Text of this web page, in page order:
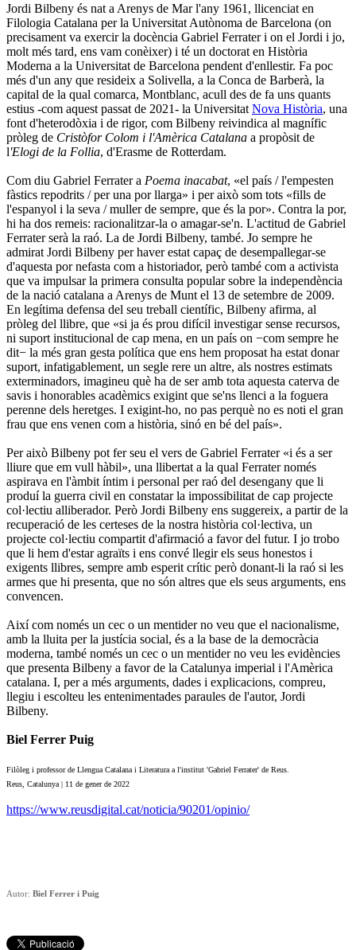
Jordi Bilbeny és nat a Arenys de Mar l'any 1961, llicenciat en
Filologia Catalana per la Universitat Autònoma de Barcelona (on
precisament va exercir la docència Gabriel Ferrater i on el Jordi i jo,
molt més tard, ens vam conèixer) i té un doctorat en Història
Moderna a la Universitat de Barcelona pendent d'enllestir. Fa poc
més d'un any que resideix a Solivella, a la Conca de Barberà, la
capital de la qual comarca, Montblanc, acull des de fa uns quants
estius -com aquest passat de 2021- la Universitat Nova Història, una
font d'heterodòxia i de rigor, com Bilbeny reivindica al magnífic
pròleg de Cristòfor Colom i l'Amèrica Catalana a propòsit de
l'Elogi de la Follia, d'Erasme de Rotterdam.
Com diu Gabriel Ferrater a Poema inacabat, «el país / l'empesten
fàstics repodrits / per una por llarga» i per això som tots «fills de
l'espanyol i la seva / muller de sempre, que és la por». Contra la por,
hi ha dos remeis: racionalitzar-la o amagar-se'n. L'actitud de Gabriel
Ferrater serà la raó. La de Jordi Bilbeny, també. Jo sempre he
admirat Jordi Bilbeny per haver estat capaç de desempallegar-se
d'aquesta por nefasta com a historiador, però també com a activista
que va impulsar la primera consulta popular sobre la independència
de la nació catalana a Arenys de Munt el 13 de setembre de 2009.
En legítima defensa del seu treball científic, Bilbeny afirma, al
pròleg del llibre, que «si ja és prou difícil investigar sense recursos,
ni suport institucional de cap mena, en un país on −com sempre he
dit− la més gran gesta política que ens hem proposat ha estat donar
suport, infatigablement, un segle rere un altre, als nostres estimats
exterminadors, imagineu què ha de ser amb tota aquesta caterva de
savis i honorables acadèmics exigint que se'ns llenci a la foguera
perenne dels heretges. I exigint-ho, no pas perquè no es noti el gran
frau que ens venen com a història, sinó en bé del país».
Per això Bilbeny pot fer seu el vers de Gabriel Ferrater «i és a ser
lliure que em vull hàbil», una llibertat a la qual Ferrater només
aspirava en l'àmbit íntim i personal per raó del desengany que li
produí la guerra civil en constatar la impossibilitat de cap projecte
col·lectiu alliberador. Però Jordi Bilbeny ens suggereix, a partir de la
recuperació de les certeses de la nostra història col·lectiva, un
projecte col·lectiu compartit d'afirmació a favor del futur. I jo trobo
que li hem d'estar agraïts i ens convé llegir els seus honestos i
exigents llibres, sempre amb esperit crític però donant-li la raó si les
armes que hi presenta, que no són altres que els seus arguments, ens
convencen.
Així com només un cec o un mentider no veu que el nacionalisme,
amb la lluita per la justícia social, és a la base de la democràcia
moderna, també només un cec o un mentider no veu les evidències
que presenta Bilbeny a favor de la Catalunya imperial i l'Amèrica
catalana. I, per a més arguments, dades i explicacions, compreu,
llegiu i escolteu les entenimentades paraules de l'autor, Jordi
Bilbeny.
Biel Ferrer Puig
Filòleg i professor de Llengua Catalana i Literatura a l'institut 'Gabriel Ferrater' de Reus.
Reus, Catalunya | 11 de gener de 2022
https://www.reusdigital.cat/noticia/90201/opinio/
Autor: Biel Ferrer i Puig